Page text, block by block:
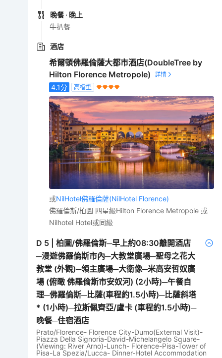
晚餐 · 晚上
牛扒餐
酒店
希爾頓佛羅倫薩大都市酒店(DoubleTree by
Hilton Florence Metropole)
4.1分 高檔型
或NilHotel佛羅倫薩(NilHotel Florence)
佛羅倫斯/柏圖 四星級Hilton Florence Metropole 或
Nilhotel Hotel或同級
D 5 |柏圖/佛羅倫斯─早上約08:30離開酒店
─漫遊佛羅倫斯市內─大教堂廣場─聖母之花大
教堂 (外觀)─領主廣場─大衛像─米高安哲奴廣
場 (俯瞰 佛羅倫斯市安奴河) (2小時)─午餐自
理─佛羅倫斯─比薩(車程約1.5小時)─比薩斜塔
* (1小時)─拉斯佩齊亞/盧卡 (車程約1.5小時)─
晚餐─住宿酒店
Prato/Florence- Florence City-Dumo(External Visit)-
Piazza Della Signoria-David-Michelangelo Square-
(Viewing: River Arno)-Lunch- Florence-Pisa-Tower of
Pisa-La Spezia/Lucca- Dinner-Hotel Accommodation